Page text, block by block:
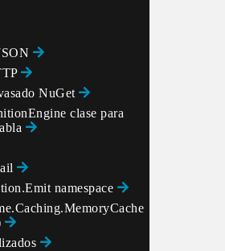
NuGet
clase para
namespace